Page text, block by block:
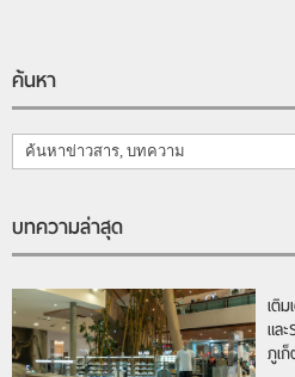
ค้นหา
บทความล่าสุด
เติ
แล
ภูเ